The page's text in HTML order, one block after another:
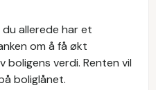
allerede har et
om å få økt
boligens verdi. Renten vil
boliglånet.